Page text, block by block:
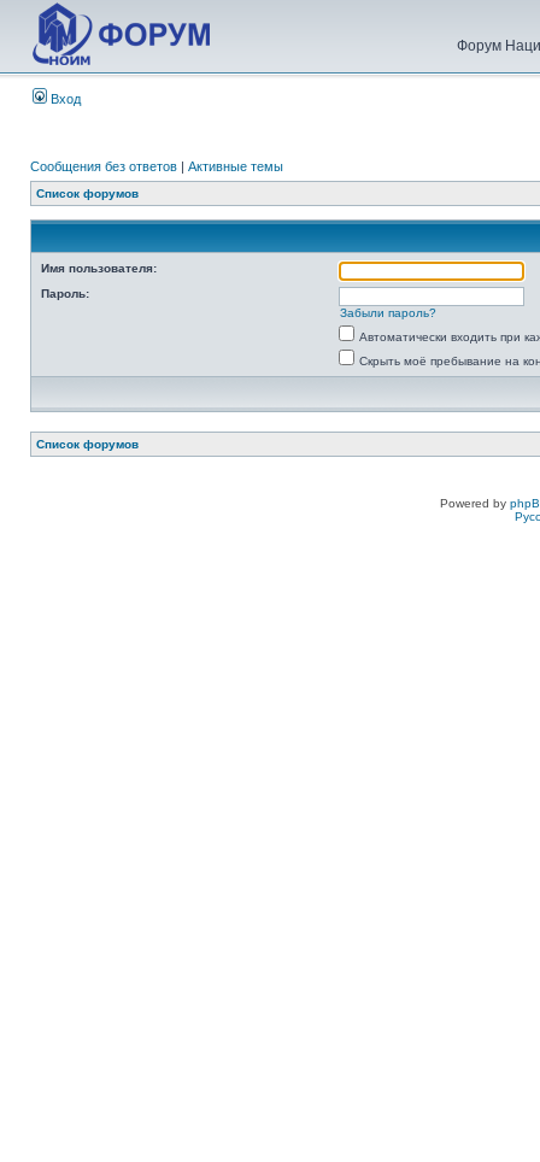
Форум
Вход
Сообщения без ответов | Активные темы
Список форумов
Имя пользователя:
Пароль:
Забыли пароль?
Автоматически входить при
Скрыть моё пребывание на
Список форумов
Powered by